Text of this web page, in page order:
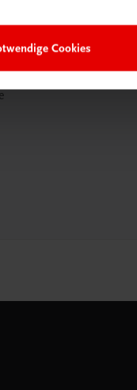
Cookies